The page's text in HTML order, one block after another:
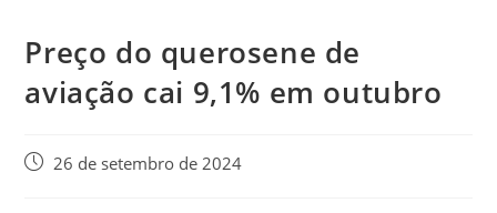
Preço do querosene de
aviação cai 9,1% em outubro
26 de setembro de 2024